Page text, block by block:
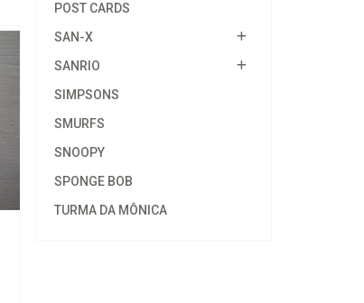
POST CARDS
SAN-X
SANRIO
SIMPSONS
SMURFS
SNOOPY
SPONGE BOB
TURMA DA MÔNICA